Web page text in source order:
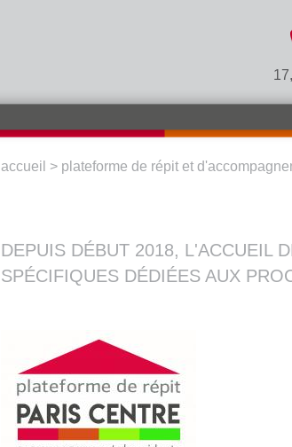
accueil > plateforme de répit et
DEPUIS DÉBUT 2018, L'ACCUEIL
SPÉCIFIQUES DÉDIÉES AUX